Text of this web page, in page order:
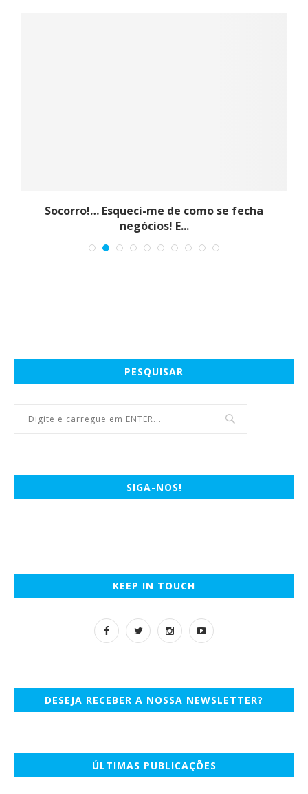
Socorro!… Esqueci-me de como se fecha
negócios! E...
PESQUISAR
SIGA-NOS!
KEEP IN TOUCH
DESEJA RECEBER A NOSSA NEWSLETTER?
ÚLTIMAS PUBLICAÇÕES